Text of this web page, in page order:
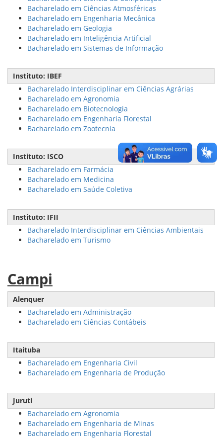
Bacharelado em Ciências Atmosféricas
Bacharelado em Engenharia Mecânica
Bacharelado em Geologia
Bacharelado em Inteligência Artificial
Bacharelado em Sistemas de Informação
Instituto: IBEF
Bacharelado Interdisciplinar em Ciências Agrárias
Bacharelado em Agronomia
Bacharelado em Biotecnologia
Bacharelado em Engenharia Florestal
Bacharelado em Zootecnia
Instituto: ISCO
Bacharelado em Farmácia
Bacharelado em Medicina
Bacharelado em Saúde Coletiva
Instituto: IFII
Bacharelado Interdisciplinar em Ciências Ambientais
Bacharelado em Turismo
Campi
Alenquer
Bacharelado em Administração
Bacharelado em Ciências Contábeis
Itaituba
Bacharelado em Engenharia Civil
Bacharelado em Engenharia de Produção
Juruti
Bacharelado em Agronomia
Bacharelado em Engenharia de Minas
Bacharelado em Engenharia Florestal